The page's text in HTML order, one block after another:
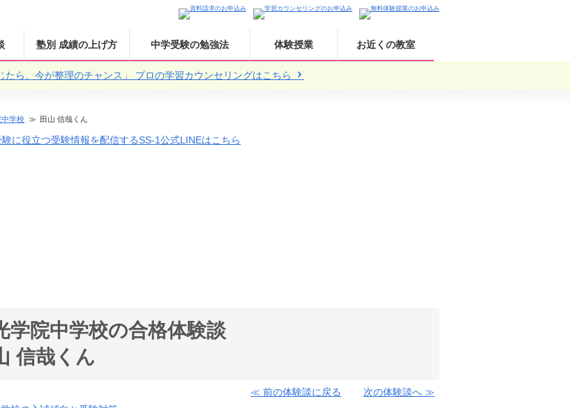
塾別 成績の上げ方 中学受験の勉強法 体験授業 お近くの教室
たら、今が整理のチャンス」 プロの学習カウンセリングはこちら
学校 田山 信哉くん
学院中学校の合格体験談
信哉くん
≪ 前の体験談に戻る
次の体験談へ ≫